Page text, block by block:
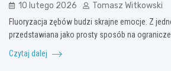
10 lutego 2026 Tomasz Witkowski
Fluoryzacja zębów budzi skrajne emocje. Z
przedstawiana jako prosty sposób na
Czytaj dalej